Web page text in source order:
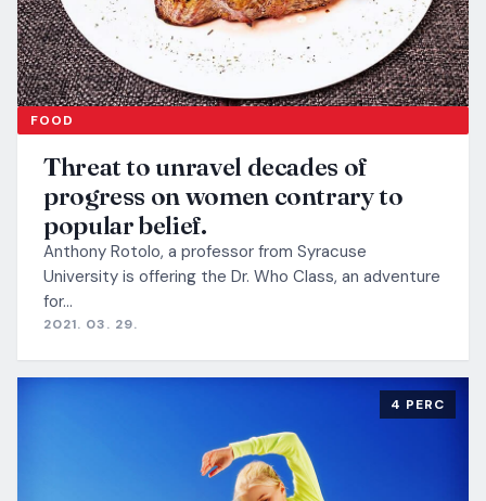
FOOD
Threat to unravel decades of
progress on women contrary to
popular belief.
Anthony Rotolo, a professor from Syracuse
University is offering the Dr. Who Class, an adventure
for…
2021. 03. 29.
4 PERC